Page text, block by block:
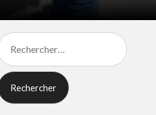
Rechercher :